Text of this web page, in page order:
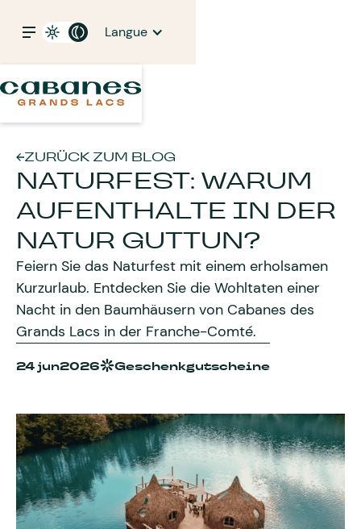
Langue
ZURÜCK ZUM BLOG
NATURFEST: WARUM
AUFENTHALTE IN DER
NATUR GUTTUN?
Feiern Sie das Naturfest mit einem erholsamen
Kurzurlaub. Entdecken Sie die Wohltaten einer
Nacht in den Baumhäusern von Cabanes des
Grands Lacs in der Franche-Comté.
24 jun2026 Geschenkgutscheine